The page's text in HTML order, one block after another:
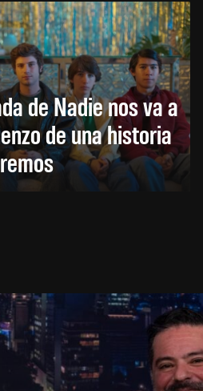
de Nadie nos va a
de una historia